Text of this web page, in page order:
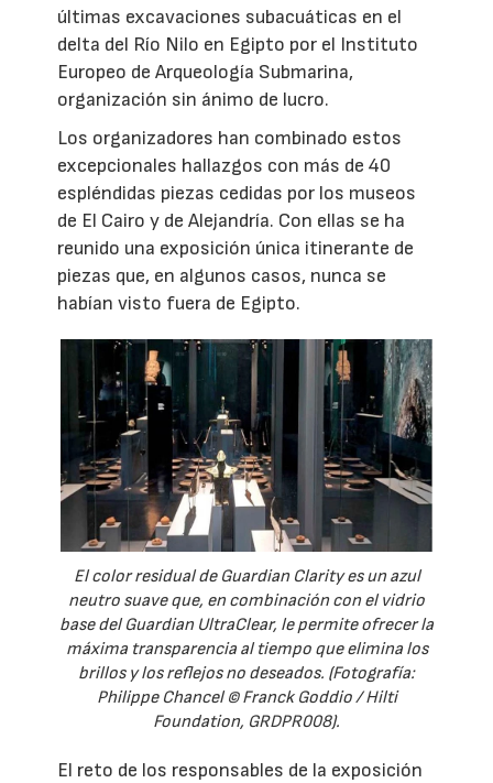
últimas excavaciones subacuáticas en el
delta del Río Nilo en Egipto por el Instituto
Europeo de Arqueología Submarina,
organización sin ánimo de lucro.
Los organizadores han combinado estos
excepcionales hallazgos con más de 40
espléndidas piezas cedidas por los museos
de El Cairo y de Alejandría. Con ellas se ha
reunido una exposición única itinerante de
piezas que, en algunos casos, nunca se
habían visto fuera de Egipto.
El color residual de Guardian Clarity es un azul
neutro suave que, en combinación con el vidrio
base del Guardian UltraClear, le permite ofrecer la
máxima transparencia al tiempo que elimina los
brillos y los reflejos no deseados. (Fotografía:
Philippe Chancel © Franck Goddio / Hilti
Foundation, GRDPR008).
El reto de los responsables de la exposición